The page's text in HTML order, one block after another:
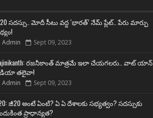
సదస్సు.. మోదీ సీటు వద్ద ‘భారత్’ నేమ్ ప్లేట్‌.. పేరు మార్పు
Admin Sept 09, 2023
రజనీకాంత్ మాత్రమే ఇలా చేయగలరు.. వాట్ యాన్
తలైవా!
Admin Sept 09, 2023
జీ20 అంటే ఏంటి? ఏ ఏ దేశాలకు సభ్యత్వం? సదస్సుకు
ప్రాధాన్యత?